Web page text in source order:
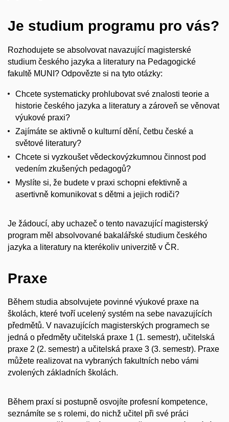
Je studium programu pro vás?
Rozhodujete se absolvovat navazující magisterské
studium českého jazyka a literatury na Pedagogické
fakultě MUNI? Odpovězte si na tyto otázky:
Chcete systematicky prohlubovat své znalosti teorie a
historie českého jazyka a literatury a zároveň se věnovat
výukové praxi?
Zajímáte se aktivně o kulturní dění, četbu české a
světové literatury?
Chcete si vyzkoušet vědeckovýzkumnou činnost pod
vedením zkušených pedagogů?
Myslíte si, že budete v praxi schopni efektivně a
asertivně komunikovat s dětmi a jejich rodiči?
Je žádoucí, aby uchazeč o tento navazující magisterský
program měl absolvované bakalářské studium českého
jazyka a literatury na kterékoliv univerzitě v ČR.
Praxe
Během studia absolvujete povinné výukové praxe na
školách, které tvoří ucelený systém na sebe navazujících
předmětů. V navazujících magisterských programech se
jedná o předměty učitelská praxe 1 (1. semestr), učitelská
praxe 2 (2. semestr) a učitelská praxe 3 (3. semestr). Praxe
můžete realizovat na vybraných fakultních nebo vámi
zvolených základních školách.
Během praxí si postupně osvojíte profesní kompetence,
seznámíte se s rolemi, do nichž učitel při své práci